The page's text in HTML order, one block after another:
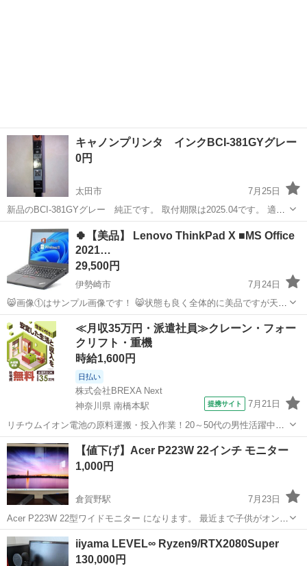
キャノンプリンタ インクBCI-381GYグレー
0円
太田市
7月25日
新品のBCI-381GYグレー 純正です。 取付期限は2025.04です。 適合
機種 TS8130/TS8230/TS8330/TS8430などです。 写真印刷などいかが
ですか？ メールよりお願いします。 ...
群馬 太田市 プリンター
🍀【美品】 Lenovo ThinkPad X ■MS Office
2021…
29,500円
伊勢崎市
7月24日
😸画像①はサンプル画像です！ 😸状態も良く全体的に美品ですが天板
にシール跡が若干認められます！ 💛モバイルとして大きさ的にもこち
運び便利な大きさです。 🍀最新Microsoft Office ２０２１インストー
ル済み ...
群馬 伊勢崎市 ノートパソコン SSD
≪月収35万円・派遣社員≫クレーン・フォー
クリフト・重機
時給1,600円
日払い
株式会社BREXA Next
神奈川県 南橋本駅
提携サイト 7月21日
リチウムイオン電池の原料運搬・投入作業！20～50代の男性活躍中★
ワンルーム寮完備！赴任旅費会社負担！年間休日130日★フォークリフ
ト免許お持ちの方、活躍中！就業先食堂利用可★《神奈川県相模原
市》 人気の工場のお仕事 ◇電...
神奈川 相模原市 南橋本駅
【値下げ】Acer P223W 22インチ モニター
1,000円
倉賀野駅
7月23日
Acer P223W 22型ワイドモニター になります。 最近まで子供がオンラ
インゲーム用に使用していました。 VGA接続でも画面は綺麗に表示さ
れていました。 古いため本体に黄ばみ、キズなどあります。 中古品...
群馬 高崎市
iiyama LEVEL∞ Ryzen9/RTX2080Super
130,000円